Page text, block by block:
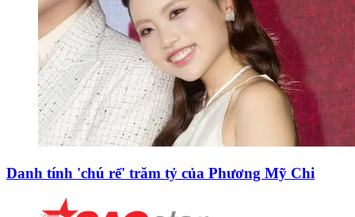
Danh tính 'chú rể' trăm tỷ của Phương Mỹ Chi